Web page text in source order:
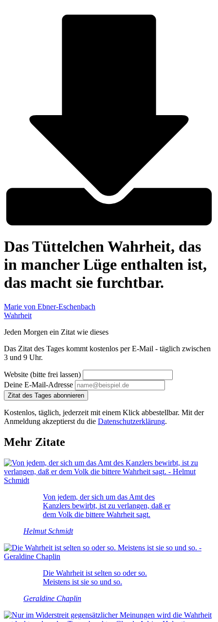
Das Tüttelchen Wahrheit, das
in mancher Lüge enthalten ist,
das macht sie furchtbar.
Marie von Ebner-Eschenbach
Wahrheit
Jeden Morgen ein Zitat wie dieses
Das Zitat des Tages kommt kostenlos per E-Mail - täglich zwischen
3 und 9 Uhr.
Website (bitte frei lassen)
Deine E-Mail-Adresse
Zitat des Tages abonnieren
Kostenlos, täglich, jederzeit mit einem Klick abbestellbar. Mit der
Anmeldung akzeptierst du die Datenschutzerklärung.
Mehr Zitate
Von jedem, der sich um das Amt des
Kanzlers bewirbt, ist zu verlangen, daß er
dem Volk die bittere Wahrheit sagt.
Helmut Schmidt
Die Wahrheit ist selten so oder so.
Meistens ist sie so und so.
Geraldine Chaplin